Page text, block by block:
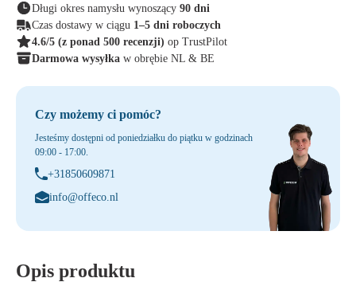
Długi okres namysłu wynoszący 90 dni
Czas dostawy w ciągu 1–5 dni roboczych
4.6/5 (z ponad 500 recenzji) op TrustPilot
Darmowa wysyłka w obrębie NL & BE
Czy możemy ci pomóc?
Jesteśmy dostępni od poniedziałku do piątku w godzinach
09:00 - 17:00.
+31850609871
info@offeco.nl
Opis produktu